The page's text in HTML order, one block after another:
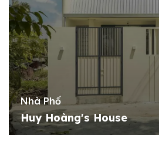
Nhà Phố
Huy Hoàng's House